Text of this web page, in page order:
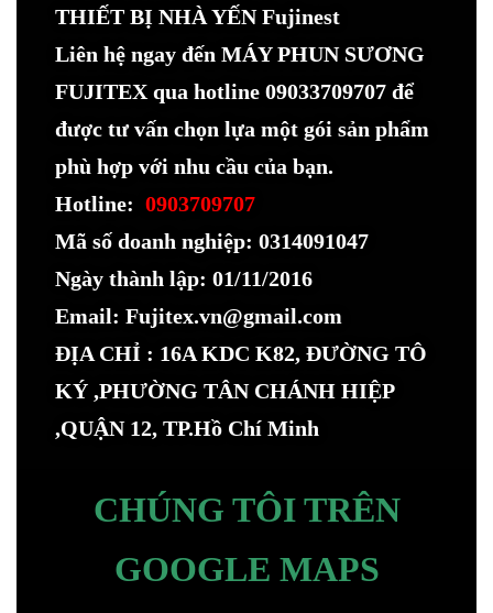
THIẾT BỊ NHÀ YẾN Fujinest
Liên hệ ngay đến MÁY PHUN SƯƠNG
FUJITEX qua hotline 09033709707 để
được tư vấn chọn lựa một gói sản phẩm
phù hợp với nhu cầu của bạn.
Hotline: 0903709707
Mã số doanh nghiệp: 0314091047
Ngày thành lập: 01/11/2016
Email: Fujitex.vn@gmail.com
ĐỊA CHỈ : 16A KDC K82, ĐƯỜNG TÔ
KÝ ,PHƯỜNG TÂN CHÁNH HIỆP
,QUẬN 12, TP.Hồ Chí Minh
CHÚNG TÔI TRÊN
GOOGLE MAPS